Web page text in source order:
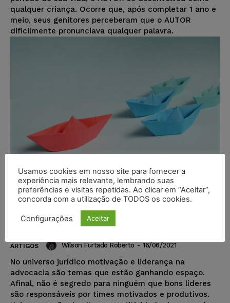
qualquer criança. Ocorre que, após completar 1 ano e
meio, seus genitores perceberam que o AUTOR
dificilmente pronunciava qualquer palavra.
Liderança na advocacia: quais são
as habilidades necessárias para o
advogado inovar
ARTIGOS Wilson Furtado Roberto - 16/06/2021
No universo jurídico motivação e liderança na
advocacia são temas que estão ganhando espaço.
Afinal, não é segredo para ninguém que bons líderes
são responsáveis por times motivados e produtivos.
Usamos cookies em nosso site para fornecer a
experiência mais relevante, lembrando suas
preferências e visitas repetidas. Ao clicar em “Aceitar”,
concorda com a utilização de TODOS os cookies.
Configurações Aceitar